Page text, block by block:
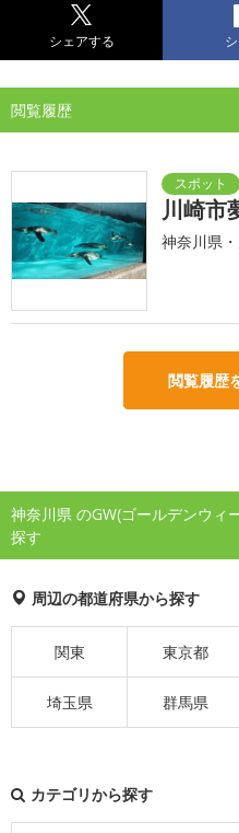
シェアする
閲覧履歴
川崎市
神奈川県
閲覧履歴
神奈川県 のGW(ゴールデンウィ
探す
周辺の都道府県から探す
関東 東京都
埼玉県 群馬県
カテゴリから探す